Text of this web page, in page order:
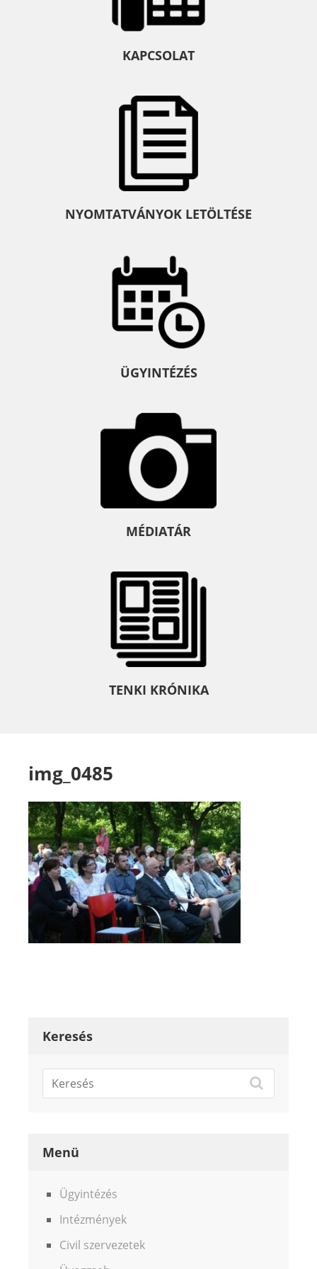
KAPCSOLAT
NYOMTATVÁNYOK LETÖLTÉSE
ÜGYINTÉZÉS
MÉDIATÁR
TENKI KRÓNIKA
img_0485
Keresés
Menü
Ügyintézés
Intézmények
Civil szervezetek